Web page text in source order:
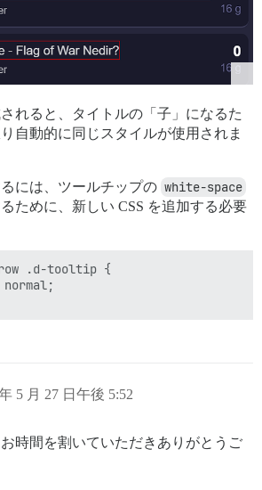
れると、タイトルの「子」になるた
自動的に同じスタイルが使用されま
には、ツールチップの white-space
ために、新しい CSS を追加する必要
.d-tooltip {
5 月 27 日午後 5:52
時間を割いていただきありがとうご